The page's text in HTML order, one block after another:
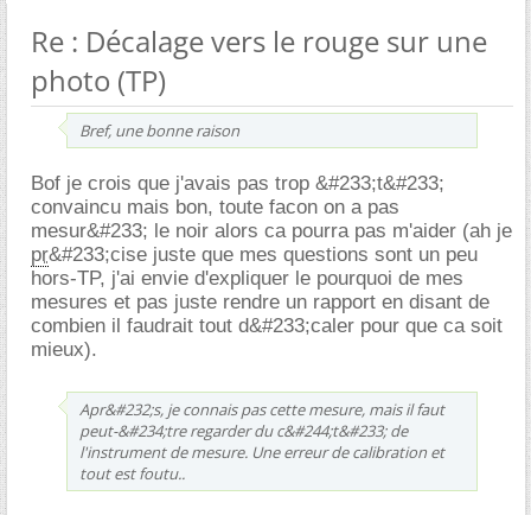
Re : Décalage vers le rouge sur une
photo (TP)
Bref, une bonne raison
Bof je crois que j'avais pas trop &#233;t&#233;
convaincu mais bon, toute facon on a pas
mesur&#233; le noir alors ca pourra pas m'aider (ah je
pr&#233;cise juste que mes questions sont un peu
hors-TP, j'ai envie d'expliquer le pourquoi de mes
mesures et pas juste rendre un rapport en disant de
combien il faudrait tout d&#233;caler pour que ca soit
mieux).
Apr&#232;s, je connais pas cette mesure, mais il faut
peut-&#234;tre regarder du c&#244;t&#233; de
l'instrument de mesure. Une erreur de calibration et
tout est foutu..